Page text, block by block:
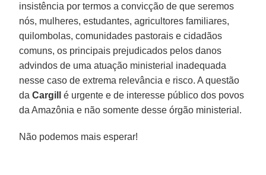
insistência por termos a convicção de que seremos
nós, mulheres, estudantes, agricultores familiares,
quilombolas, comunidades pastorais e cidadãos
comuns, os principais prejudicados pelos danos
advindos de uma atuação ministerial inadequada
nesse caso de extrema relevância e risco. A questão
daCargillé urgente e de interesse público dos povos
da Amazônia e não somente desse órgão ministerial.
Não podemos mais esperar!